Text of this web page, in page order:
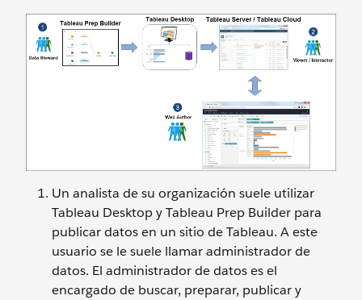
Un analista de su organización suele utilizar
Tableau Desktop y Tableau Prep Builder para
publicar datos en un sitio de Tableau. A este
usuario se le suele llamar administrador de
datos. El administrador de datos es el
encargado de buscar, preparar, publicar y